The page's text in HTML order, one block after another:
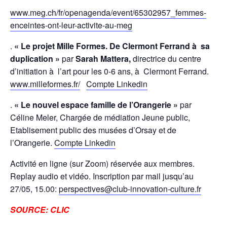
www.meg.ch/fr/openagenda/event/65302957_femmes-
enceintes-ont-leur-activite-au-meg
. « Le projet Mille Formes. De Clermont Ferrand à sa
duplication » parSarah Mattera,directrice du centre
d’initiation à l’art pour les 0-6 ans, à Clermont Ferrand.
www.milleformes.fr/ Compte Linkedin
. « Le nouvel espace famille de l’Orangerie » par
Céline Meler, Chargée de médiation Jeune public,
Etablisement public des musées d’Orsay et de
l’Orangerie. Compte Linkedin
Activité en ligne (sur Zoom) réservée aux membres.
Replay audio et vidéo. Inscription par mail jusqu’au
27/05, 15.00: perspectives@club-innovation-culture.fr
SOURCE: CLIC